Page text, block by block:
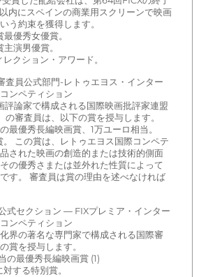
内にスペインの商業用スクリーンで映画
う約束を獲得します。
優秀女優賞。
演男優賞。
クション・アワード。
査員公式部門-レトゥエヨス・インター
ンペティション
評論家で構成される国際映画批評家連盟
の審査員は、以下の賞を授与します。
最優秀長編映画賞、1万ユーロ相当。
。 この賞は、レトゥエヨス国際コンペテ
された映画の創造的または技術的側面
の優秀さまたは並外れた性質によって
す。 審査員は賞の理由を述べなければ
式セクション — FIXプレミア・インター
ンペティション
界の著名な専門家で構成される国際審
賞を授与します。
の最優秀長編映画賞 (1)
する特別賞。